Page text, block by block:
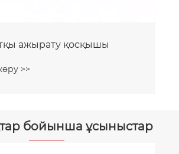
ажырату қосқышы
>>
бойынша ұсыныстар